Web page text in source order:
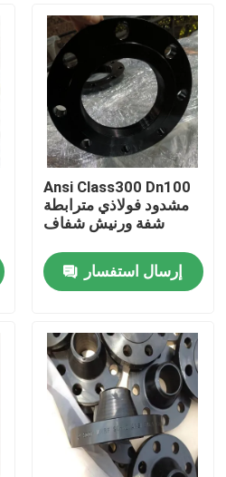
Ansi Class300 Dn100
مشدود فولاذي مترابطة
شفة ورنيش شفاف
إرسال استفسار